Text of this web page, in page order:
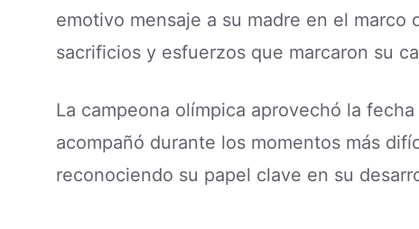
emotivo mensaje a su madre en el marco
sacrificios y esfuerzos que marcaron su
La campeona olímpica aprovechó la
acompañó durante los momentos más
reconociendo su papel clave en su